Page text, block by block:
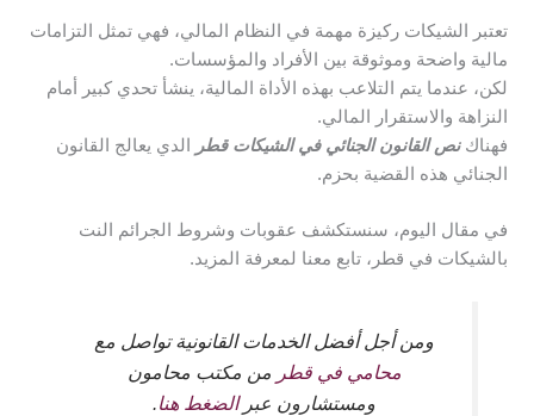
تعتبر الشيكات ركيزة مهمة في النظام المالي، فهي تمثل التزامات
مالية واضحة وموثوقة بين الأفراد والمؤسسات.
لكن، عندما يتم التلاعب بهذه الأداة المالية، ينشأ تحدي كبير أمام
النزاهة والاستقرار المالي.
فهناك نص القانون الجنائي في الشيكات قطر
الدي يعالج القانون
الجنائي هذه القضية بحزم.
في مقال اليوم، سنستكشف عقوبات وشروط الجرائم النت
بالشيكات في قطر، تابع معنا لمعرفة المزيد.
ومن أجل أفضل الخدمات القانونية تواصل مع
محامي في قطر من مكتب محامون
ومستشارون عبرالضغط هنا.